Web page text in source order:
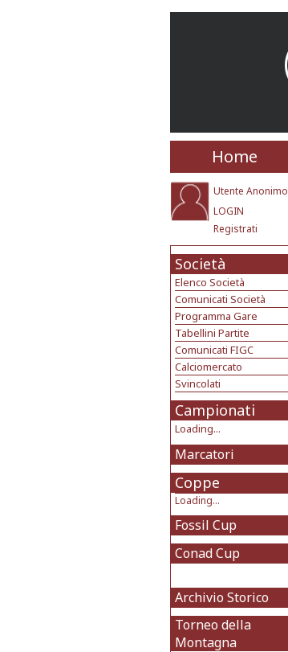
Home
Utente Anonimo
LOGIN
Registrati
Società
Elenco Società
Comunicati Società
Programma Gare
Tabellini Partite
Comunicati FIGC
Calciomercato
Svincolati
Campionati
Loading...
Marcatori
Coppe
Loading...
Fossil Cup
Conad Cup
Archivio Storico
Torneo della
Montagna